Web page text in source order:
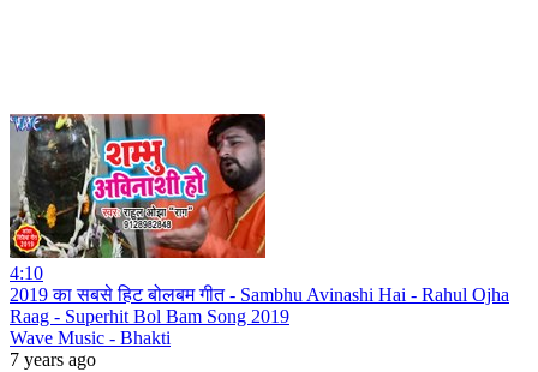
4:10
2019 का सबसे हिट बोलबम गीत - Sambhu Avinashi Hai - Rahul Ojha
Raag - Superhit Bol Bam Song 2019
Wave Music - Bhakti
7 years ago